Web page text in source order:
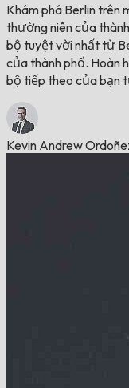
Khám phá Berlin trên
thường niên của
bộ tuyệt vời nhất từ
của thành phố. Hoàn
bộ tiếp theo của bạn
Kevin Andrew